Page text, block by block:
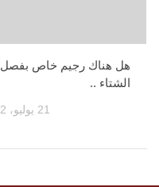
هل هناك رجيم خاص بفصل
الشتاء ..
21 يوليو، 2002